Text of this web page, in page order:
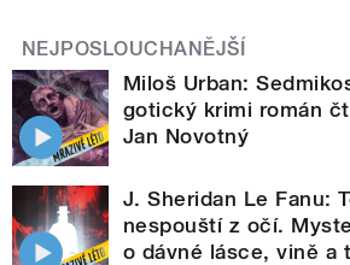
NEJPOSLOUCHANĚJŠÍ
Miloš Urban:
gotický krimi román
Jan Novotný
J. Sheridan Le Fanu:
nespouští z očí.
o dávné lásce, vině a